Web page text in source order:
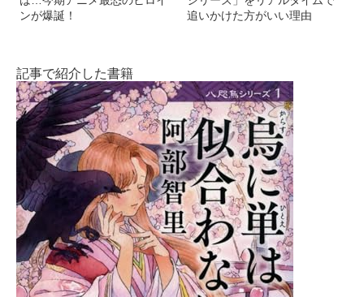
ンが爆誕！
追いかけた方がいい理由
記事で紹介した書籍